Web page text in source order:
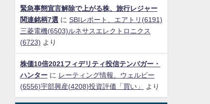
緊急事態宣言解除で上がる株、旅行レジャー
関連銘柄7選に SBIレポート、エアトリ(6191)
三菱電機(6503)ルネサスエレクトロニクス
(6723) より
株価10倍2021フィデリティ投信テンバガー・
ハンターに レーティング情報、ウェルビー
(6556)宇部興産(4208)投資評価「買い」
より